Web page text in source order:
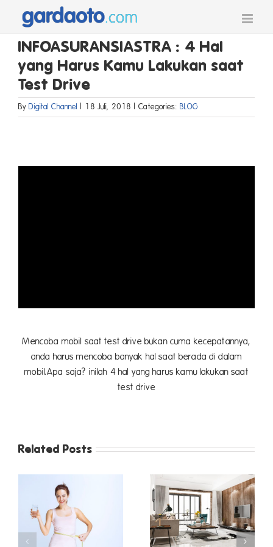
content
INFOASURANSIASTRA : 4 Hal
yang Harus Kamu Lakukan saat
Test Drive
By Digital Channel | 18 Juli, 2018 | Categories: BLOG
Mencoba mobil saat test drive bukan cuma kecepatannya,
anda harus mencoba banyak hal saat berada di dalam
mobil.Apa saja? inilah 4 hal yang harus kamu lakukan saat
test drive
Related Posts